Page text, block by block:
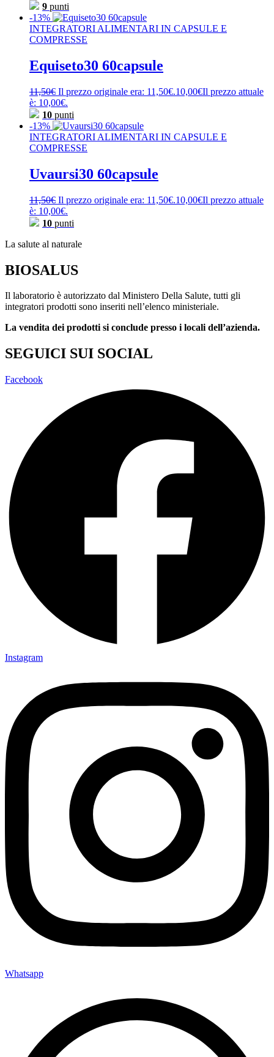
9 punti
-13%
INTEGRATORI ALIMENTARI IN CAPSULE E
COMPRESSE
Equiseto30 60capsule
11,50€ Il prezzo originale era: 11,50€.10,00€Il prezzo attuale
è: 10,00€.
10 punti
-13%
INTEGRATORI ALIMENTARI IN CAPSULE E
COMPRESSE
Uvaursi30 60capsule
11,50€ Il prezzo originale era: 11,50€.10,00€Il prezzo attuale
è: 10,00€.
10 punti
La salute al naturale
BIOSALUS
Il laboratorio è autorizzato dal Ministero Della Salute, tutti gli
integratori prodotti sono inseriti nell’elenco ministeriale.
La vendita dei prodotti si conclude presso i locali dell’azienda.
SEGUICI SUI SOCIAL
Facebook
Instagram
Whatsapp